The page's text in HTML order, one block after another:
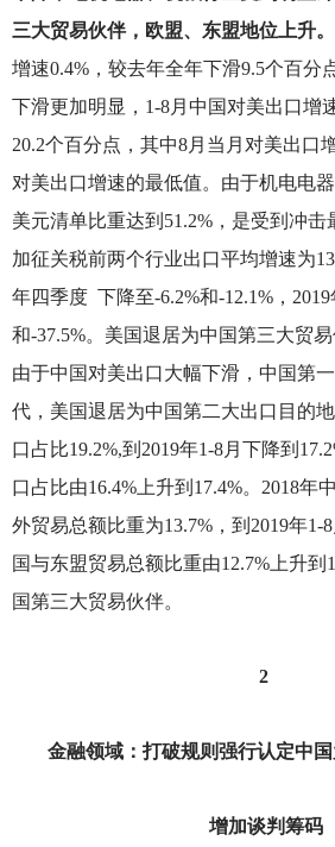
三大贸易伙伴，欧盟、东盟地位上升。
增速0.4%，较去年全年下滑9.5个百分
下滑更加明显，1-8月中国对美出口增
20.2个百分点，其中8月当月对美出口
对美出口增速的最低值。由于机电电
美元清单比重达到51.2%，是受到冲击
加征关税前两个行业出口平均增速为
年四季度 下降至-6.2%和-12.1%，
和-37.5%。美国退居为中国第三大贸易
由于中国对美出口大幅下滑，中国第
代，美国退居为中国第二大出口目的
口占比19.2%,到2019年1-8月下降到
口占比由16.4%上升到17.4%。2018年
外贸易总额比重为13.7%，到2019年1-
国与东盟贸易总额比重由12.7%上升到
国第三大贸易伙伴。
2
金融领域：打破规则强行认定中国
增加谈判筹码